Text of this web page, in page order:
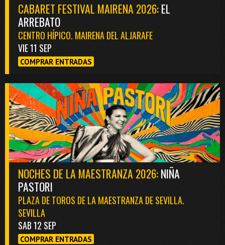
CABARET FESTIVAL MAIRENA 2026:EL
ARREBATO
CENTRO HÍPICO. MAIRENA DEL ALJARAFE
VIE 11 SEP
COMPRAR ENTRADAS
NOCHES DE LA MAESTRANZA 2026:NIÑA
PASTORI
PLAZA DE TOROS DE LA MAESTRANZA DE SEVILLA.
SEVILLA
SAB 12 SEP
COMPRAR ENTRADAS